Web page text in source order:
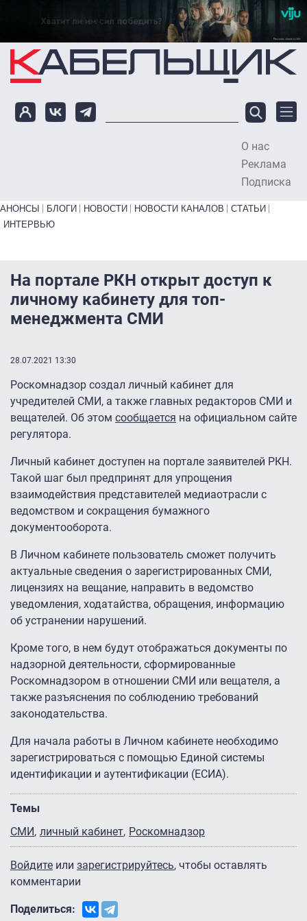
Перейти к основному содержанию
О нас
Реклама
Подписка
Primary links bottom
АНОНСЫ БЛОГИ НОВОСТИ НОВОСТИ КАНАЛОВ
СТАТЬИ
ИНТЕРВЬЮ
На портале РКН открыт доступ к
личному кабинету для топ-
менеджмента СМИ
28.07.2021 13:30
Роскомнадзор создал личный кабинет для
учредителей СМИ, а также главных редакторов СМИ и
вещателей. Об этом сообщается на официальном сайте
регулятора.
Личный кабинет доступен на портале заявителей РКН.
Такой шаг был предпринят для упрощения
взаимодействия представителей медиаотрасли с
ведомством и сокращения бумажного
документооборота.
В Личном кабинете пользователь сможет получить
актуальные сведения о зарегистрированных СМИ,
лицензиях на вещание, направить в ведомство
уведомления, ходатайства, обращения, информацию
об устранении нарушений.
Кроме того, в нем будут отображаться документы по
надзорной деятельности, сформированные
Роскомнадзором в отношении СМИ или вещателя, а
также разъяснения по соблюдению требований
законодательства.
Для начала работы в Личном кабинете необходимо
зарегистрироваться с помощью Единой системы
идентификации и аутентификации (ЕСИА).
Темы
СМИ личный кабинет Роскомнадзор
Войдите или зарегистрируйтесь, чтобы оставлять
комментарии
Поделиться: